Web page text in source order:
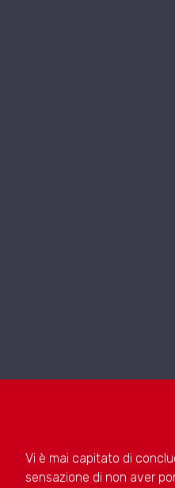
Vi è mai capitato di
sensazione di non aver